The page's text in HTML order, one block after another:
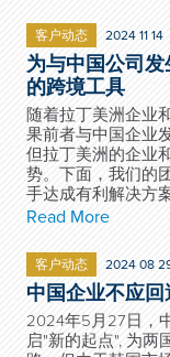
客户动态 2024 11 14
为与中国公司
的跨境工具
随着拉丁美洲企业
果前者与中国企业
但拉丁美洲的企业
势。下面，我们的
手达成有利解决方
Read More
客户动态 2024 08
中国企业不应
2024年5月27日，
启"新的起点", 为两